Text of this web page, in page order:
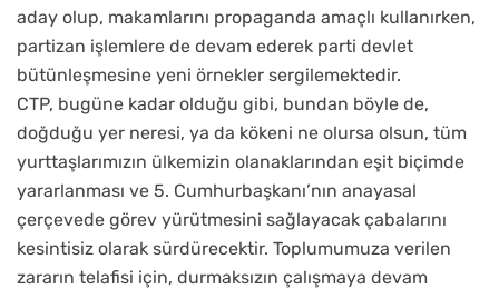
aday olup, makamlarını propaganda amaçlı kullanırken,
partizan işlemlere de devam ederek parti devlet
bütünleşmesine yeni örnekler sergilemektedir.
CTP, bugüne kadar olduğu gibi, bundan böyle de,
doğduğu yer neresi, ya da kökeni ne olursa olsun, tüm
yurttaşlarımızın ülkemizin olanaklarından eşit biçimde
yararlanması ve 5. Cumhurbaşkanı’nın anayasal
çerçevede görev yürütmesini sağlayacak çabalarını
kesintisiz olarak sürdürecektir. Toplumumuza verilen
zararın telafisi için, durmaksızın çalışmaya devam